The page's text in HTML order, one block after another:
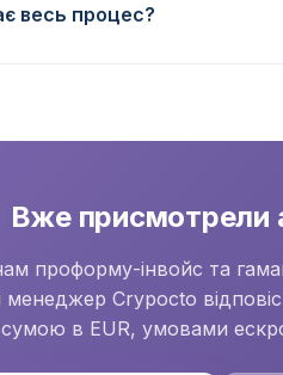
весь процес?
Вже присмотрели
проформу-інвойс та
Crypocto
сумою в EUR, умовами